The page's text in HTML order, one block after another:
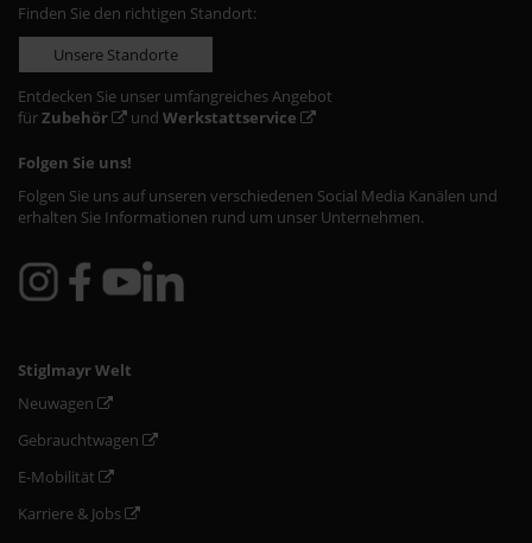
Finden Sie den richtigen Standort:
Unsere Standorte
Entdecken Sie unser umfangreiches Angebot
fürZubehör und Werkstattservice
Folgen Sie uns!
Folgen Sie uns auf unseren verschiedenen Social Media Kanälen und
erhalten Sie Informationen rund um unser Unternehmen.
Stiglmayr Welt
Neuwagen
Gebrauchtwagen
E-Mobilität
Karriere & Jobs